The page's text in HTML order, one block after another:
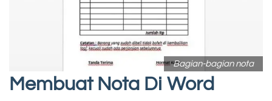
Bagian-bagian nota
Membuat Nota Di Word